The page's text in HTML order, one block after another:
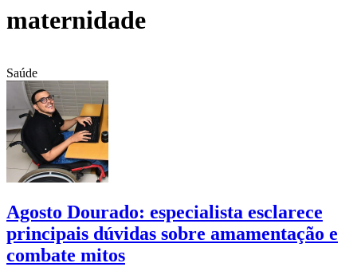
maternidade
Saúde
Agosto Dourado: especialista esclarece
principais dúvidas sobre amamentação e
combate mitos